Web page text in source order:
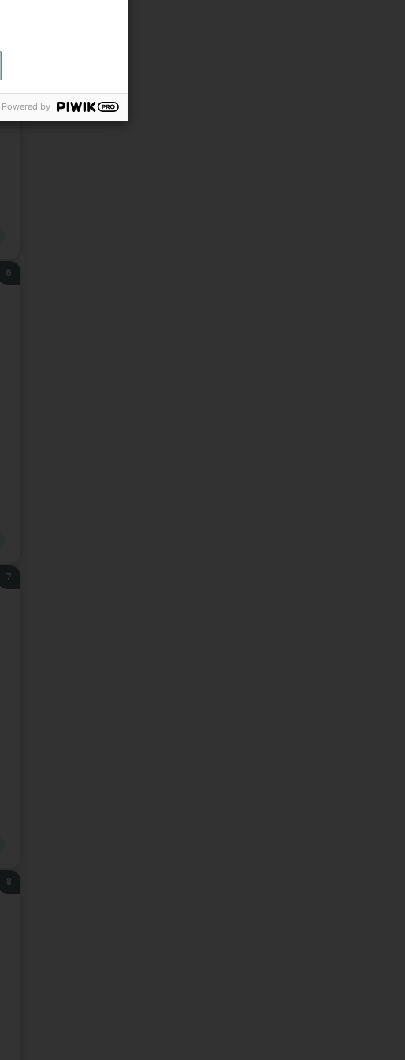
6
7
8
Powered by